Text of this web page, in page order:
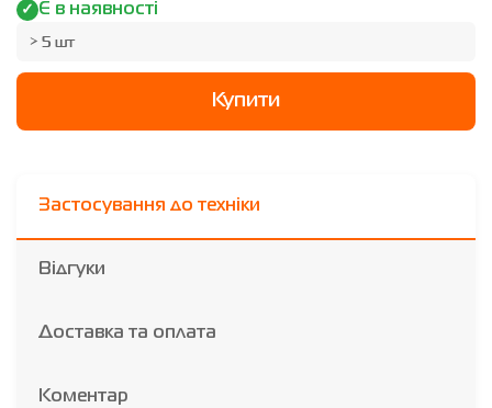
Є в наявності
> 5 шт
Купити
Застосування до техніки
Відгуки
Доставка та оплата
Коментар